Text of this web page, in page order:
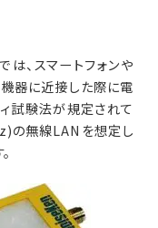
、スマートフォンや
器に近接した際に電
試験法が規定されて
の無線LANを想定し